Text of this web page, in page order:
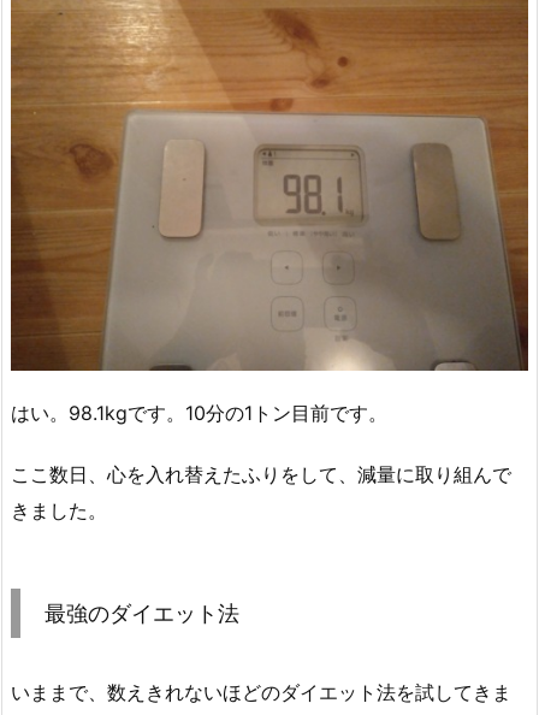
はい。98.1kgです。10分の1トン目前です。
ここ数日、心を入れ替えたふりをして、減量に取り組んで
きました。
最強のダイエット法
いままで、数えきれないほどのダイエット法を試してきま